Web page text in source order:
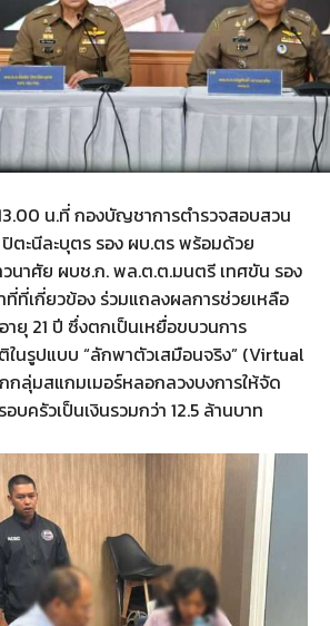
น.ที่ กองบัญชาการตำรวจสอบสวน
ตะนีละบุตร รอง ผบ.ตร พร้อมด้วย
นาศัย ผบช.ก. พล.ต.ต.มนตรี เทศขัน รอง
ที่ที่เกี่ยวข้อง ร่วมแถลงผลการช่วยเหลือ
ยุ 21 ปี ซึ่งตกเป็นเหยื่อขบวนการ
นรูปแบบ “ลักพาตัวเสมือนจริง” (Virtual
ลุ่มสแกมเมอร์หลอกลวงบงการให้จัด
บครัวเป็นเงินรวมกว่า 12.5 ล้านบาท